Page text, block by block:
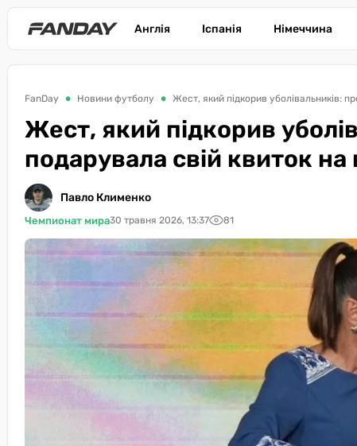
Англія Іспанія Німеччина
FanDay Новини футболу Жест, який підкорив уболівальників:
Жест, який підкорив
подарувала свій квиток на
Павло Клименко
Чемпионат мира30 травня 2026, 13:37 81